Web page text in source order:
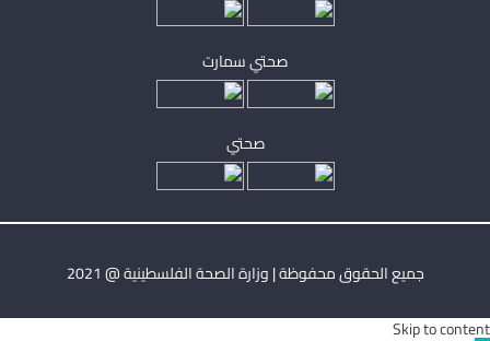
صحتي سمارت
صحتي
جميع الحقوق محفوظة | وزارة الصحة الفلسطينية @ 2021
Skip to content